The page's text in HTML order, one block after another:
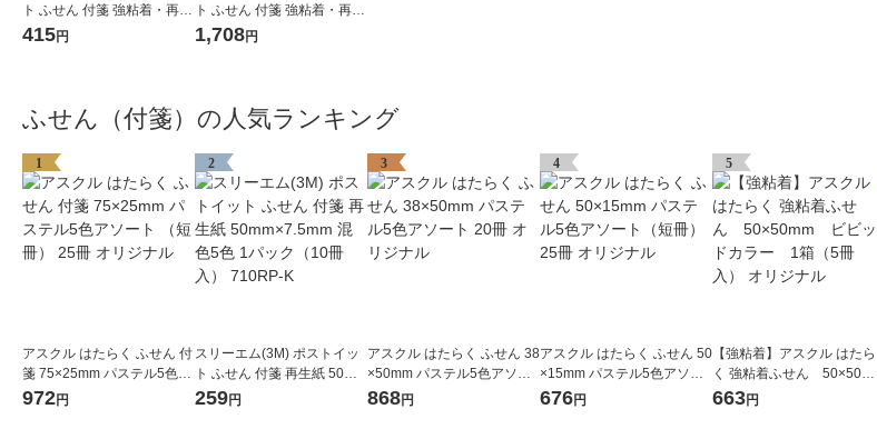
ト ふせん 付箋 強粘着・再生
紙 見出し 50mm×15mm パ
415円
ト ふせん 付箋 強粘着・再生
紙 見出し 50mm×15mm パ
1,708円
ふせん（付箋）の人気ランキング
1
アスクル はたらく ふせん 付
箋 75×25mm パステル5色ア
ソート （短冊） 25冊 オリジ
972円
2
スリーエム(3M) ポストイッ
ト ふせん 付箋 再生紙 50mm
×7.5mm 混色5色 1パック（1
259円
3
アスクル はたらく ふせん 38
×50mm パステル5色アソー
868円
4
アスクル はたらく ふせん 50
×15mm パステル5色アソー
676円
5
【強粘着】アスクル はたら
く 強粘着ふせん 50×50mm
ビビッドカラー 1箱（5
663円